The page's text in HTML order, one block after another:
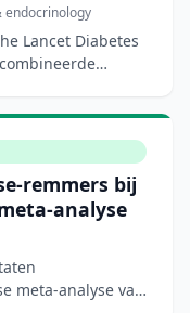
endocrinology
Lancet Diabetes
remmers bij
analyse
meta-analyse van